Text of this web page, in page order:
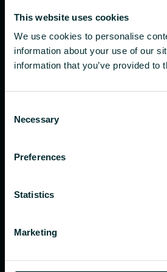
This website uses cookies
We use cookies to personalise
information about your use of our
information that you’ve provided
Selection
Necessary
Preferences
Statistics
Marketing